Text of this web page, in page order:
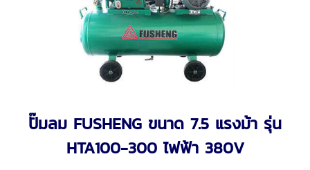
ปั๊มลม FUSHENG ขนาด 7.5 แรงม้า รุ่น
HTA100-300 ไฟฟ้า 380V